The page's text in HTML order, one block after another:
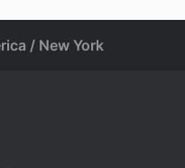
/ New York